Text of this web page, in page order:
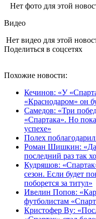
Нет фото для этой
Видео
Нет видео для этой
Поделиться в соцсетях
Похожие новости:
Кечинов: «У
«Краснодаром» он
Самедов: «Три
«Спартака». Но
успехе»
Полех
Роман Шишкин:
последний раз так
Кудряшов:
сезон. Если будет
поборется за титул»
Ивелин Попов:
футболистам
Кристофер Ву: